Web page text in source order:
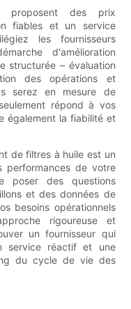
proposent des prix
fiables et un service
les fournisseurs
d'amélioration
structurée – évaluation
des opérations et
serez en mesure de
répond à vos
également la fiabilité et
de filtres à huile est un
performances de votre
poser des questions
et des données de
besoins opérationnels
rigoureuse et
un fournisseur qui
service réactif et une
du cycle de vie des